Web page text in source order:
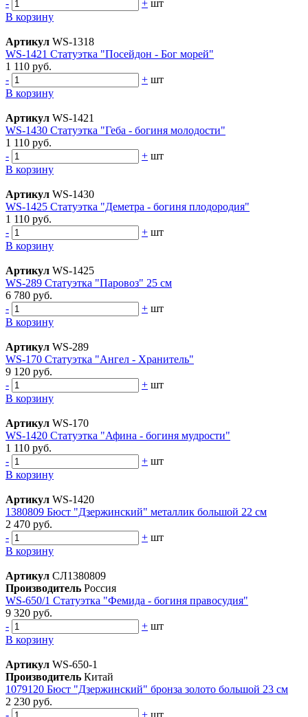
-
+ шт
В корзину
Артикул WS-1318
WS-1421 Статуэтка "Посейдон - Бог морей"
1 110 руб.
-
+ шт
В корзину
Артикул WS-1421
WS-1430 Статуэтка "Геба - богиня молодости"
1 110 руб.
-
+ шт
В корзину
Артикул WS-1430
WS-1425 Статуэтка "Деметра - богиня плодородия"
1 110 руб.
-
+ шт
В корзину
Артикул WS-1425
WS-289 Статуэтка "Паровоз" 25 см
6 780 руб.
-
+ шт
В корзину
Артикул WS-289
WS-170 Статуэтка "Ангел - Хранитель"
9 120 руб.
-
+ шт
В корзину
Артикул WS-170
WS-1420 Статуэтка "Афина - богиня мудрости"
1 110 руб.
-
+ шт
В корзину
Артикул WS-1420
1380809 Бюст "Дзержинский" металлик большой 22 см
2 470 руб.
-
+ шт
В корзину
Артикул СЛ1380809
Производитель Россия
WS-650/1 Статуэтка "Фемида - богиня правосудия"
9 320 руб.
-
+ шт
В корзину
Артикул WS-650-1
Производитель Китай
1079120 Бюст "Дзержинский" бронза золото большой 23 см
2 230 руб.
-
+ шт